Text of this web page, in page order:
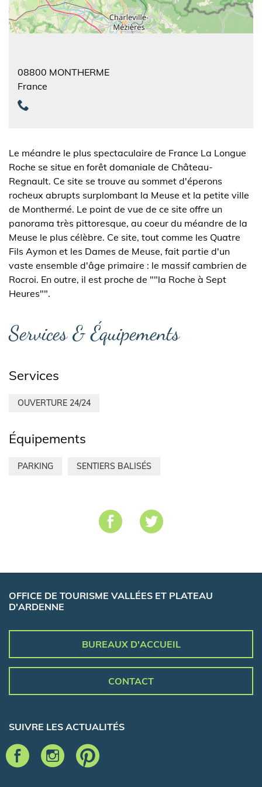
08800 MONTHERME
France
Le méandre le plus spectaculaire de France La Longue
Roche se situe en forêt domaniale de Château-
Regnault. Ce site se trouve au sommet d'éperons
rocheux abrupts surplombant la Meuse et la petite ville
de Monthermé. Le point de vue de ce site offre un
panorama très pittoresque, au coeur du méandre de la
Meuse le plus célèbre. Ce site, tout comme les Quatre
Fils Aymon et les Dames de Meuse, fait partie d'un
vaste ensemble d'âge primaire : le massif cambrien de
Rocroi. En outre, il est proche de ""la Roche à Sept
Heures"".
Services & Équipements
Services
OUVERTURE 24/24
Équipements
PARKING SENTIERS BALISÉS
OFFICE DE TOURISME VALLÉES ET PLATEAU
D'ARDENNE
BUREAUX D'ACCUEIL
CONTACT
SUIVRE LES ACTUALITÉS